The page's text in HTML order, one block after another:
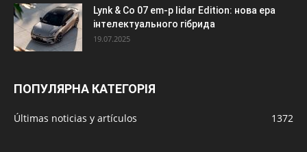
Lynk & Co 07 em-p lidar Edition: нова ера
інтелектуального гібрида
19.07.2025
ПОПУЛЯРНА КАТЕГОРІЯ
Últimas noticias y artículos 1372